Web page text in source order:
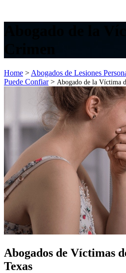
Home > Abogados de Lesiones
Puede Confiar> Abogado de la Víctima
Abogados de Víctimas
Texas